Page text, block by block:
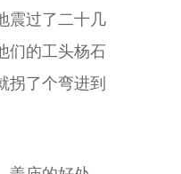
震过了二十几
们的工头杨石
拐了个弯进到